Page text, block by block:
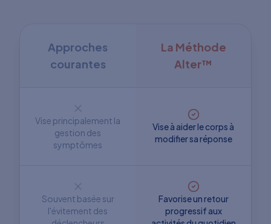
Approches
courantes
La Méthode
Alter™
Vise principalement la
gestion des
symptômes
Vise à aider le corps à
modifier sa réponse
Souvent basée sur
l'évitement des
Favorise un retour
progressif aux